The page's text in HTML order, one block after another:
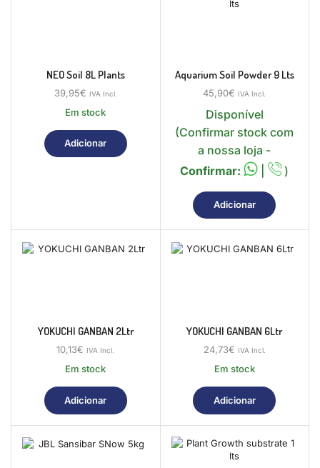
NEO Soil 8L Plants
39,95€ IVA Incl.
Em stock
Adicionar
Aquarium Soil Powder 9 Lts
45,90€ IVA Incl.
Disponível
(Confirmar stock com
a nossa loja -
Confirmar:
| )
Adicionar
YOKUCHI GANBAN 2Ltr
10,13€ IVA Incl.
Em stock
Adicionar
YOKUCHI GANBAN 6Ltr
24,73€ IVA Incl.
Em stock
Adicionar